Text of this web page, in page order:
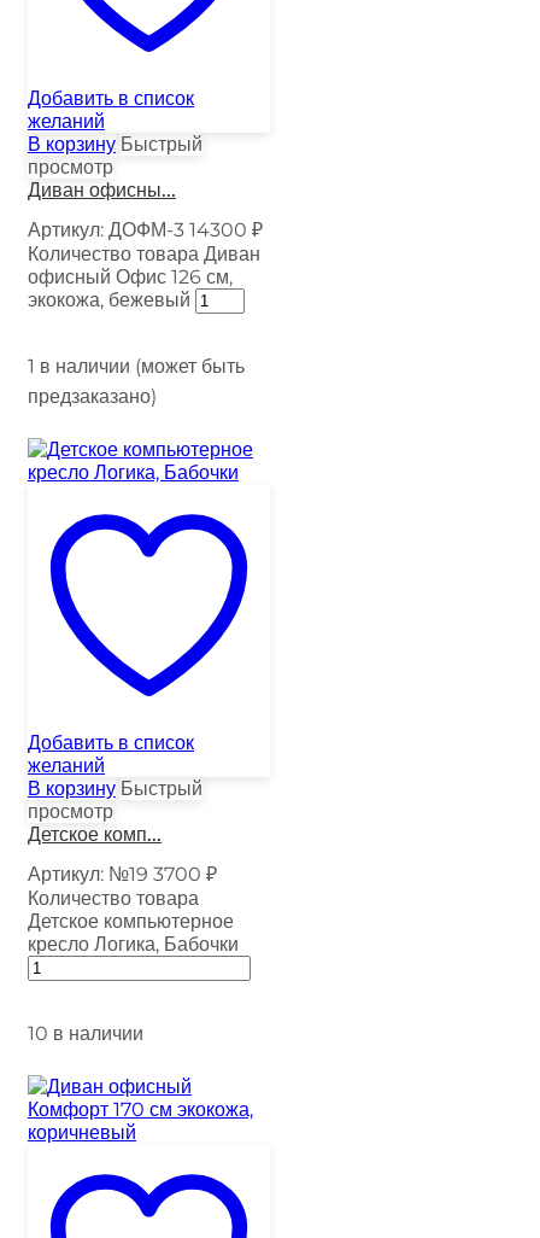
Добавить в список
желаний
В корзину Быстрый
просмотр
Диван офисны...
Артикул: ДОФМ-3 14300 ₽
Количество товара Диван
офисный Офис 126 см,
экокожа, бежевый
1 в наличии (может быть
предзаказано)
Добавить в список
желаний
В корзину Быстрый
просмотр
Детское комп...
Артикул: №19 3700 ₽
Количество товара
Детское компьютерное
кресло Логика, Бабочки
10 в наличии